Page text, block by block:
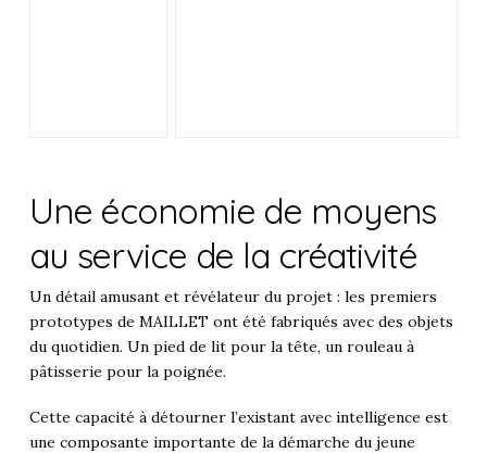
Une économie de moyens
au service de la créativité
Un détail amusant et révélateur du projet : les premiers
prototypes de MAILLET ont été fabriqués avec des objets
du quotidien. Un pied de lit pour la tête, un rouleau à
pâtisserie pour la poignée.
Cette capacité à détourner l’existant avec intelligence est
une composante importante de la démarche du jeune